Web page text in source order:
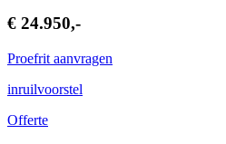
€ 24.950,-
Proefrit aanvragen
inruilvoorstel
Offerte